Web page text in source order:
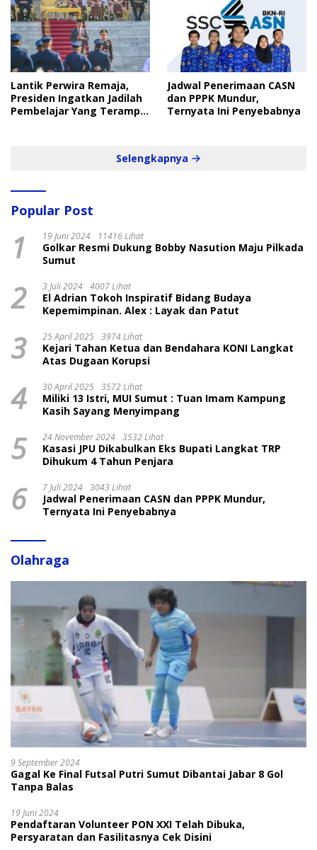
Lantik Perwira Remaja,
Presiden Ingatkan Jadilah
Pembelajar Yang Terampil
Jadwal Penerimaan CASN
dan PPPK Mundur,
Ternyata Ini Penyebabnya
Selengkapnya
Popular Post
1 19 Juni 2024 11416 Lihat
Golkar Resmi Dukung Bobby Nasution Maju Pilkada
Sumut
2 3 Juli 2024 4007 Lihat
El Adrian Tokoh Inspiratif Bidang Budaya
Kepemimpinan. Alex : Layak dan Patut
3 25 April 2025 3974 Lihat
Kejari Tahan Ketua dan Bendahara KONI Langkat
Atas Dugaan Korupsi
4 30 April 2025 3572 Lihat
Miliki 13 Istri, MUI Sumut : Tuan Imam Kampung
Kasih Sayang Menyimpang
5 24 November 2024 3532 Lihat
Kasasi JPU Dikabulkan Eks Bupati Langkat TRP
Dihukum 4 Tahun Penjara
6 7 Juli 2024 3043 Lihat
Jadwal Penerimaan CASN dan PPPK Mundur,
Ternyata Ini Penyebabnya
Olahraga
9 September 2024
Gagal Ke Final Futsal Putri Sumut Dibantai Jabar 8 Gol
Tanpa Balas
19 Juni 2024
Pendaftaran Volunteer PON XXI Telah Dibuka,
Persyaratan dan Fasilitasnya Cek Disini